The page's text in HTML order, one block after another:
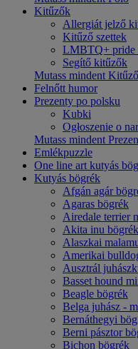
Kitűzők
Allergiát jelző
Kitűző szettek
LMBTQ+ pride
Segítő kitűzők
Mutass mindent
Felnőtt humor
Prezenty po polsku
Kubki
Ogłoszenie o
Mutass mindent
Emlékpuzzle
One line art kutyás
Kutyás bögrék
Afgán agár
Agaras bögrék
Airedale terrier
Akita inu bögrék
Alaszkai
Amerikai
Ausztrál
Basset hound
Beagle bögrék
Belga juhász -
Bernáthegyi
Berni pásztor
Bichon bögrék